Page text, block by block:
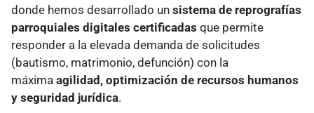
donde hemos desarrollado un sistema de reprografías
parroquiales digitales certificadas que permite
responder a la elevada demanda de solicitudes
(bautismo, matrimonio, defunción) con la
máxima agilidad, optimización de recursos humanos
y seguridad jurídica.